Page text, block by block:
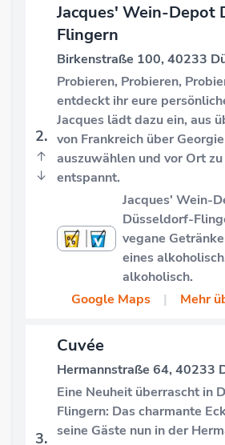
2.
↑
↓
Jacques' Wein-Depot
Flingern
Birkenstraße 100, 40233
Probieren, Probieren,
entdeckt ihr eure
Jacques lädt dazu ein, aus
von Frankreich über
auszuwählen und vor Ort
entspannt.
Jacques' Wein-
Düsseldorf-
vegane
eines
alkoholisch.
Google Maps
| Mehr
3.
Cuvée
Hermannstraße 64, 40233
Eine Neuheit überrascht in
Flingern: Das charmante
seine Gäste nun in der